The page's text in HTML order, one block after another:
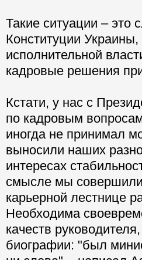
Такие ситуации – это
Конституции
исполнительной
кадровые решения
Кстати, у нас с
по кадровым
иногда не принимал
выносили наших
интересах
смысле мы
карьерной лестнице
Необходима
качеств
биографии: "был